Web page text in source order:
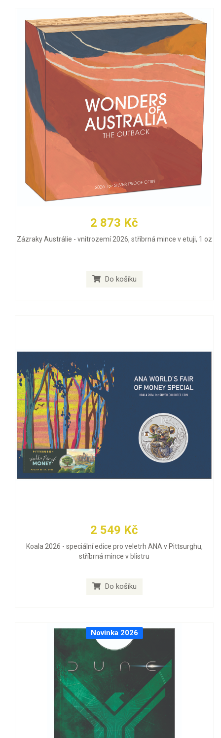
2 873 Kč
Zázraky Austrálie - vnitrozemí 2026, stříbrná mince v etuji, 1 oz
Do košíku
2 549 Kč
Koala 2026 - speciální edice pro veletrh ANA v Pittsurghu,
stříbrná mince v blistru
Do košíku
Novinka 2026